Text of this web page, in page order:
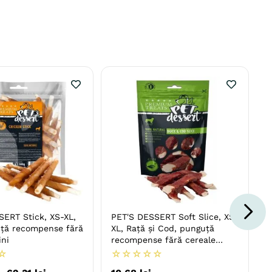
Stick, XS-XL,
recompense fără
PET'S DESSERT Soft Slice, XS-
XL, Rață și Cod, punguță
recompense fără cereale
câini, 80g
☆ ☆ ☆ ☆ ☆